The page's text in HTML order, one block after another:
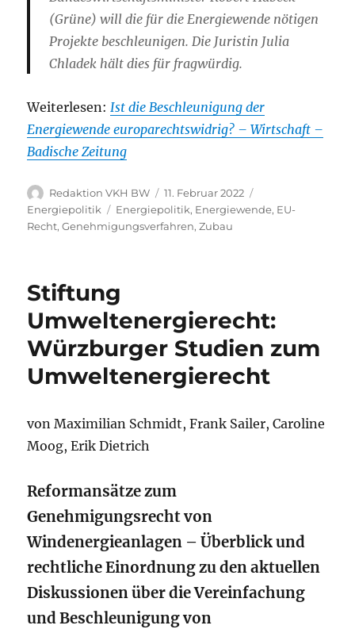
(Grüne) will die für die Energiewende nötigen
Projekte beschleunigen. Die Juristin Julia
Chladek hält dies für fragwürdig.
Weiterlesen: Ist die Beschleunigung der
Energiewende europarechtswidrig? – Wirtschaft –
Badische Zeitung
Autor
Redaktion VKH BW
Veröffentlicht
am
11. Februar 2022
Energiepolitik
Schlagwörter
Energiepolitik, Energiewende, EU-
Recht,Genehmigungsverfahren,Zubau
Stiftung
Umweltenergierecht:
Würzburger Studien zum
Umweltenergierecht
von Maximilian Schmidt, Frank Sailer, Caroline
Moog, Erik Dietrich
Reformansätze zum
Genehmigungsrecht von
Windenergieanlagen – Überblick und
rechtliche Einordnung zu den aktuellen
Diskussionen über die Vereinfachung
und Beschleunigung von